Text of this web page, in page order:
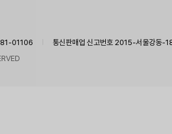
81-01106 통신판매업 신고번호 2015-서울강동-